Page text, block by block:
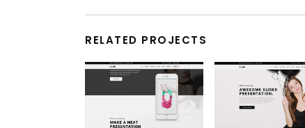
RELATED PROJECTS